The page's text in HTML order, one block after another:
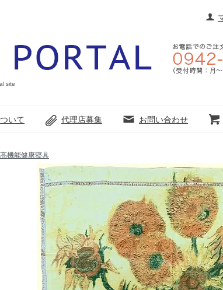
site
いて 代理店募集 お問い合わせ
高機能健康寝具